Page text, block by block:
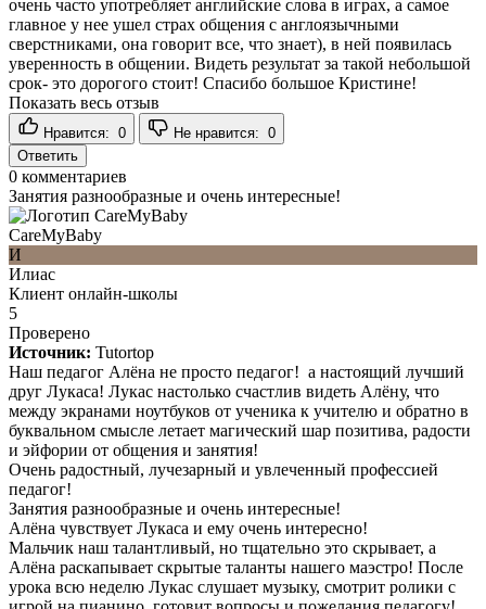
очень часто употребляет английские слова в играх, а самое
главное у нее ушел страх общения с англоязычными
сверстниками, она говорит все, что знает), в ней появилась
уверенность в общении. Видеть результат за такой небольшой
срок- это дорогого стоит! Спасибо большое Кристине!
Показать весь отзыв
Нравится: 0 Не нравится: 0
Ответить
0 комментариев
Занятия разнообразные и очень интересные!
CareMyBaby
И
Илиас
Клиент онлайн-школы
5
Проверено
Источник: Tutortop
Наш педагог Алёна не просто педагог! ️️️ а настоящий лучший
друг Лукаса! Лукас настолько счастлив видеть Алёну, что
между экранами ноутбуков от ученика к учителю и обратно в
буквальном смысле летает магический шар позитива, радости
и эйфории от общения и занятия!
Очень радостный, лучезарный и увлеченный профессией
педагог!
Занятия разнообразные и очень интересные!
Алёна чувствует Лукаса и ему очень интересно!
Мальчик наш талантливый, но тщательно это скрывает, а
Алёна раскапывает скрытые таланты нашего маэстро! После
урока всю неделю Лукас слушает музыку, смотрит ролики с